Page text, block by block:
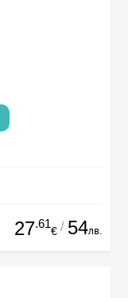
27.61
€ / 54лв.